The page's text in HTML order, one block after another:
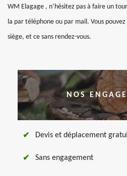
WM Elagage , n’hésitez pas à faire un
la par téléphone ou par mail. Vous
siège, et ce sans rendez-vous.
NOS
Devis et déplacement
Sans engagement